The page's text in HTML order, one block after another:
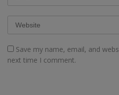
Save my name, email, and
next time I comment.